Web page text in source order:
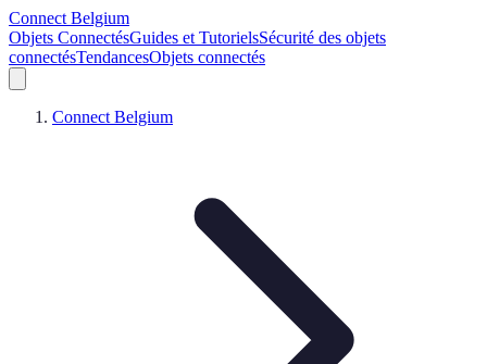
Connect Belgium
Objets ConnectésGuides et TutorielsSécurité des objets
connectésTendancesObjets connectés
Connect Belgium